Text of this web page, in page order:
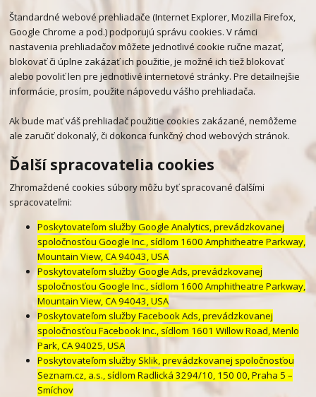
Štandardné webové prehliadače (Internet Explorer, Mozilla Firefox,
Google Chrome a pod.) podporujú správu cookies. V rámci
nastavenia prehliadačov môžete jednotlivé cookie ručne mazať,
blokovať či úplne zakázať ich použitie, je možné ich tiež blokovať
alebo povoliť len pre jednotlivé internetové stránky. Pre detailnejšie
informácie, prosím, použite nápovedu vášho prehliadača.
Ak bude mať váš prehliadač použitie cookies zakázané, nemôžeme
ale zaručiť dokonalý, či dokonca funkčný chod webových stránok.
Ďalší spracovatelia cookies
Zhromaždené cookies súbory môžu byť spracované ďalšími
spracovateľmi:
Poskytovateľom služby Google Analytics, prevádzkovanej
spoločnosťou Google Inc., sídlom 1600 Amphitheatre Parkway,
Mountain View, CA 94043, USA
Poskytovateľom služby Google Ads, prevádzkovanej
spoločnosťou Google Inc., sídlom 1600 Amphitheatre Parkway,
Mountain View, CA 94043, USA
Poskytovateľom služby Facebook Ads, prevádzkovanej
spoločnosťou Facebook Inc., sídlom 1601 Willow Road, Menlo
Park, CA 94025, USA
Poskytovateľom služby Sklik, prevádzkovanej spoločnosťou
Seznam.cz, a.s., sídlom Radlická 3294/10, 150 00, Praha 5 –
Smíchov